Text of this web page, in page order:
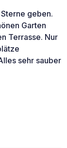
geben.
Garten
Terrasse. Nur
sehr sauber